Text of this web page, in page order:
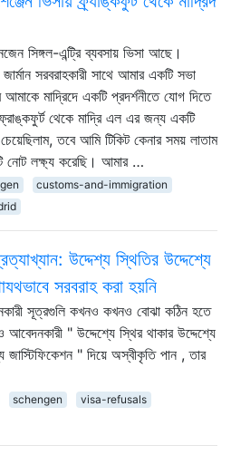
সিঙ্গল-এন্ট্রি ব্যবসায় ভিসা আছে।
সরবরাহকারী সাথে আমার একটি সভা
মাদ্রিদে একটি প্রদর্শনীতে যোগ দিতে
থেকে মাদ্রি এল এর জন্য একটি
তবে আমি টিকিট কেনার সময় লাতাম
নোট লক্ষ্য করেছি। আমার …
customs-and-immigration
উদ্দেশ্য স্থিতির উদ্দেশ্যে
সরবরাহ করা হয়নি
সূত্রগুলি কখনও কখনও বোঝা কঠিন হতে
" উদ্দেশ্যে স্থির থাকার উদ্দেশ্যে
জাস্টিফিকেশন " দিয়ে অস্বীকৃতি পান , তার
schengen
visa-refusals